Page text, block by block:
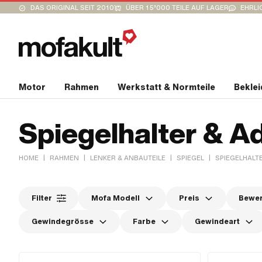
DAS ORIGINAL SEIT 2010 ÜBER 15’000 TEILE AUF LAGER
Motor Rahmen Werkstatt & Normteile
Spiegelhalter &
HOME | RAHMEN | LENKER & ANBAUTEILE | SPIEGEL |
Filter Mofa Modell Preis
Gewindegrösse Farbe Gewindeart